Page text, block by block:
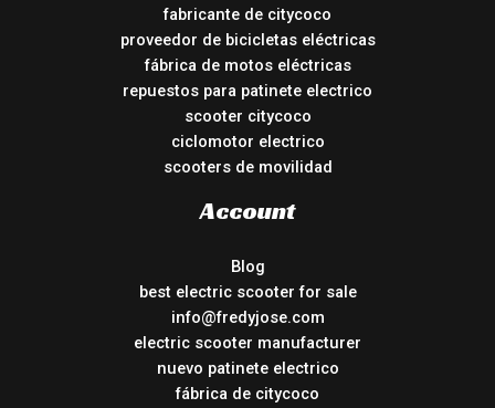
fabricante de citycoco
proveedor de bicicletas eléctricas
fábrica de motos eléctricas
repuestos para patinete electrico
scooter citycoco
ciclomotor electrico
scooters de movilidad
Account
Blog
best electric scooter for sale
info@fredyjose.com
electric scooter manufacturer
nuevo patinete electrico
fábrica de citycoco